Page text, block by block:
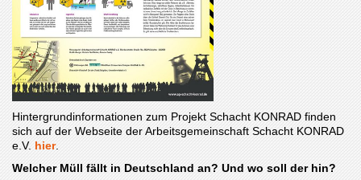
Hintergrundinformationen zum Projekt Schacht KONRAD finden
sich auf der Webseite der Arbeitsgemeinschaft Schacht KONRAD
e.V. hier.
Welcher Müll fällt in Deutschland an? Und wo soll der hin?